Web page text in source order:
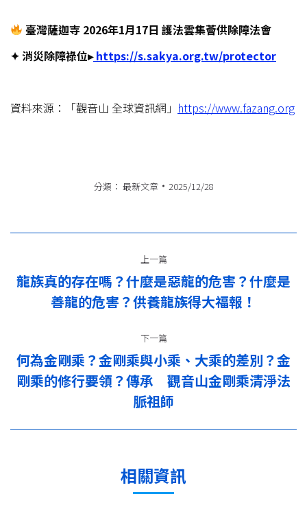
臺灣薩迦寺 2026年1月17日護法雲集薈供除障法會
✦消災除障祿位▸https://s.sakya.org.tw/protector
資料來源：「觀音山 全球資訊網」 https://www.fazang.org
分類： 最新文章 2025/12/28
章
上一篇
上
一
龍族真的存在嗎？什麼是惡龍的危害？什麼是
善龍的危害？供養龍族得大福報！
下一篇
一
何為金剛乘？金剛乘與小乘、大乘的差別？金
剛乘的修行要領？傳承 觀音山金剛乘清淨法
脈祖師
相關資訊